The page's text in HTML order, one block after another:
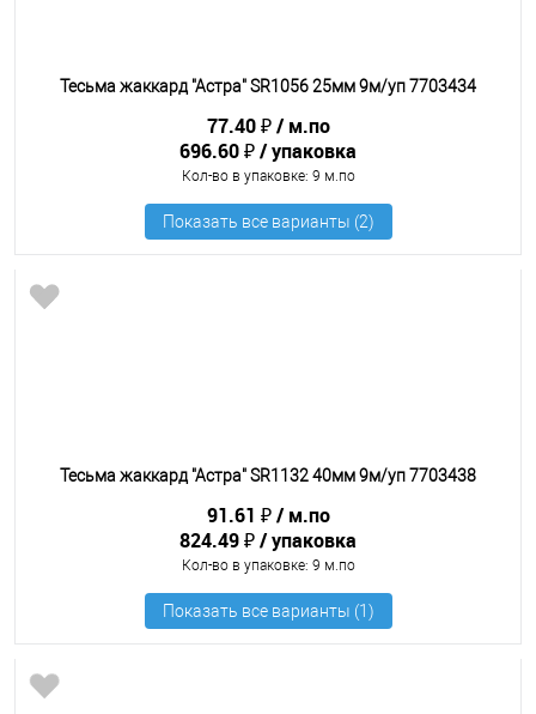
Тесьма жаккард "Астра" SR1056 25мм 9м/уп 7703434
77.40 ₽
м.по
696.60 ₽
упаковка
Кол-во в упаковке: 9 м.по
Тесьма жаккард "Астра" SR1132 40мм 9м/уп 7703438
91.61 ₽
м.по
824.49 ₽
упаковка
Кол-во в упаковке: 9 м.по